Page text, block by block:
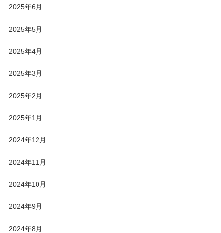
2025年6月
2025年5月
2025年4月
2025年3月
2025年2月
2025年1月
2024年12月
2024年11月
2024年10月
2024年9月
2024年8月